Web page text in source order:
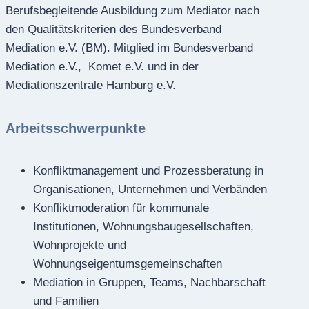
Berufsbegleitende Ausbildung zum Mediator nach
den Qualitätskriterien des Bundesverband
Mediation e.V. (BM). Mitglied im Bundesverband
Mediation e.V., Komet e.V. und in der
Mediationszentrale Hamburg e.V.
Arbeitsschwerpunkte
Konfliktmanagement und Prozessberatung in
Organisationen, Unternehmen und Verbänden
Konfliktmoderation für kommunale
Institutionen, Wohnungsbaugesellschaften,
Wohnprojekte und
Wohnungseigentumsgemeinschaften
Mediation in Gruppen, Teams, Nachbarschaft
und Familien